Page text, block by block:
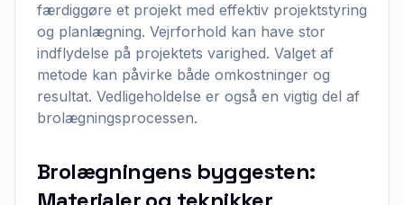
færdiggøre et projekt med effektiv projektstyring
og planlægning. Vejrforhold kan have stor
indflydelse på projektets varighed. Valget af
metode kan påvirke både omkostninger og
resultat. Vedligeholdelse er også en vigtig del af
brolægningsprocessen.
Brolægningens byggesten: